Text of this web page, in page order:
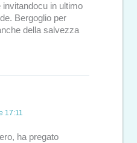
invitandocu in ultimo
Bergoglio per
della salvezza
17:11
ha pregato